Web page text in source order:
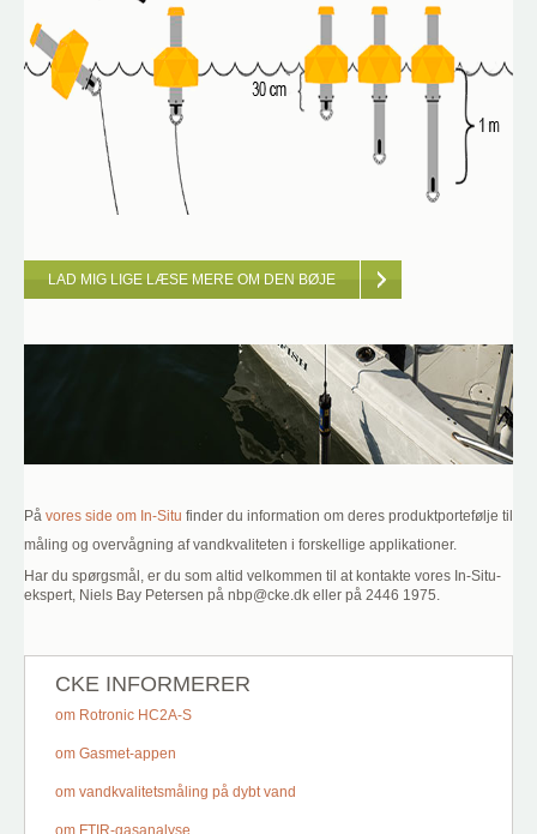
LAD MIG LIGE LÆSE MERE OM DEN BØJE
På vores side om In-Situ finder du information om deres produktportefølje til
måling og overvågning af vandkvaliteten i forskellige applikationer.
Har du spørgsmål, er du som altid velkommen til at kontakte vores In-Situ-
ekspert, Niels Bay Petersen på nbp@cke.dk eller på 2446 1975.
CKE INFORMERER
om Rotronic HC2A-S
om Gasmet-appen
om vandkvalitetsmåling på dybt vand
om FTIR-gasanalyse